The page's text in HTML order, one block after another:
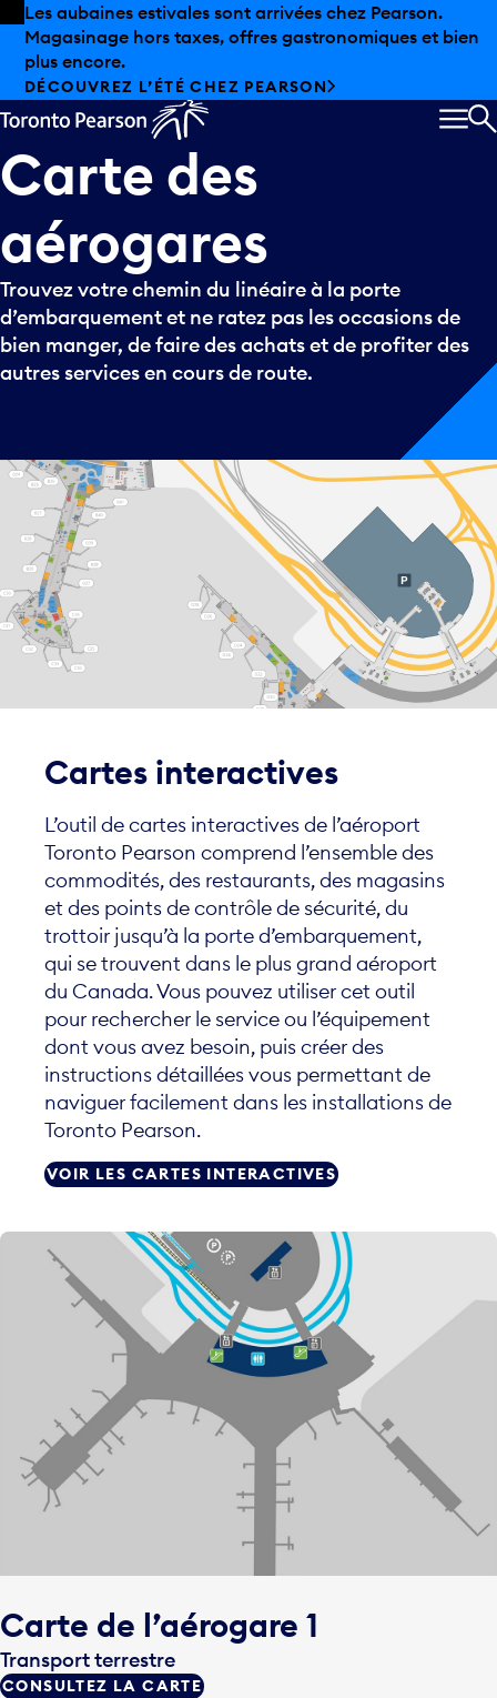
Skip to offers
Passer au contenu principal
Les aubaines estivales sont arrivées chez Pearson.
Magasinage hors taxes, offres gastronomiques et bien
plus encore.
DÉCOUVREZ L’ÉTÉ CHEZ PEARSON
Carte des
aérogares
Trouvez votre chemin du linéaire à la porte
d’embarquement et ne ratez pas les occasions de
bien manger, de faire des achats et de profiter des
autres services en cours de route.
Cartes interactives
L’outil de cartes interactives de l’aéroport
Toronto Pearson comprend l’ensemble des
commodités, des restaurants, des magasins
et des points de contrôle de sécurité, du
trottoir jusqu’à la porte d’embarquement,
qui se trouvent dans le plus grand aéroport
du Canada. Vous pouvez utiliser cet outil
pour rechercher le service ou l’équipement
dont vous avez besoin, puis créer des
instructions détaillées vous permettant de
naviguer facilement dans les installations de
Toronto Pearson.
VOIR LES CARTES INTERACTIVES
Carte de l’aérogare 1
Transport terrestre
CONSULTEZ LA CARTE